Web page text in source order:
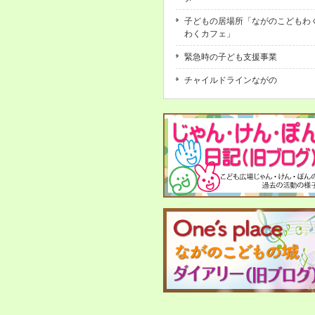
子どもの居場所「ながのこどもわ
わくカフェ」
緊急時の子ども支援事業
チャイルドラインながの